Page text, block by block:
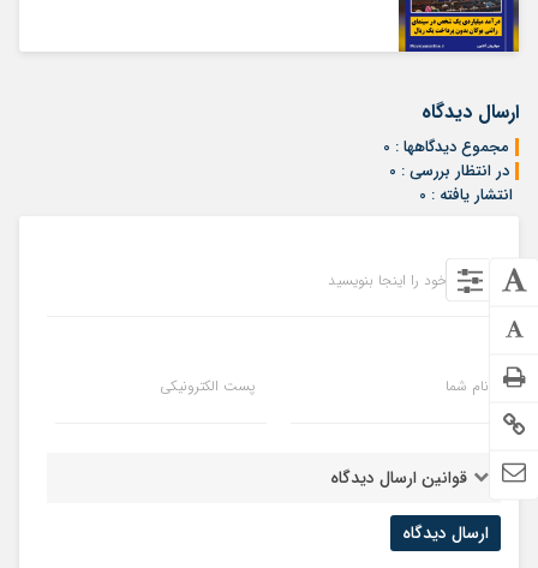
ارسال دیدگاه
مجموع دیدگاهها : 0
در انتظار بررسی : 0
انتشار یافته : 0
دیدگاه خود را اینجا بنویسید
نام شما پست الکترونیکی
قوانین ارسال دیدگاه